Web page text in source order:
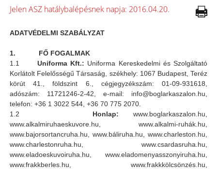
Jelen ASZ hatálybalépésnek napja: 2016.04.20.
ADATVÉDELMI SZABÁLYZAT
1. FŐ FOGALMAK
1.1Uniforma Kft.: Uniforma Kereskedelmi és Szolgáltató
Korlátolt Felelősségű Társaság, székhely: 1067 Budapest, Teréz
körút 41., földszint 6., cégjegyzékszám: 01-09-931618,
adószám: 11721246-2-42, e-mail: info@boglarkaszalon.hu,
telefon: +36 1 3022 544, +36 70 775 2070.
1.2 Honlap: www.boglarkaszalon.hu,
www.alkalmiruhaeskuvore.hu, www.alkalmi-ruhák.hu,
www.bajorsortancruha.hu, www.báliruha.hu, www.charleston.hu,
www.charlestonruha.hu, www.csardasruha.hu,
www.eladoeskuvoiruha.hu, www.eladomenyasszonyiruha.hu,
www.frakkberles.hu, www.frakkkölcsönzés.hu,